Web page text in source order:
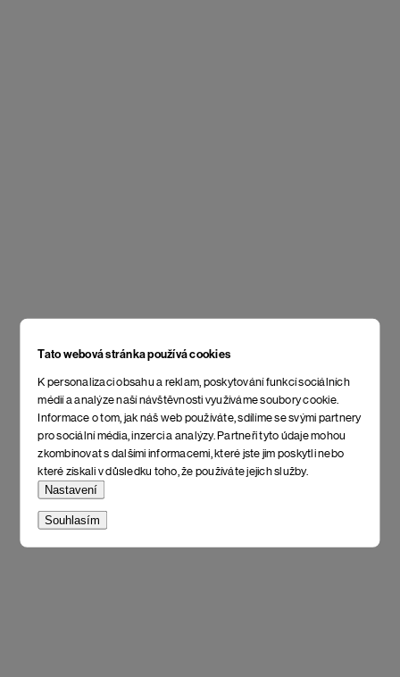
Tato webová stránka používá cookies
K personalizaci obsahu a reklam, poskytování funkcí sociálních
médií a analýze naší návštěvnosti využíváme soubory cookie.
Informace o tom, jak náš web používáte, sdílíme se svými partnery
pro sociální média, inzerci a analýzy. Partneři tyto údaje mohou
zkombinovat s dalšími informacemi, které jste jim poskytli nebo
které získali v důsledku toho, že používáte jejich služby.
Nastavení
Souhlasím